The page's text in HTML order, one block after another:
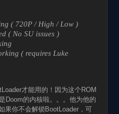
( 720P / High / Low )
( No SU issues )
( requires Luke
才能用的！因为这个ROM
Doom的内核啦。。。他为他的
果你不会解锁BootLoader，可